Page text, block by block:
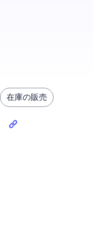
在庫の販売